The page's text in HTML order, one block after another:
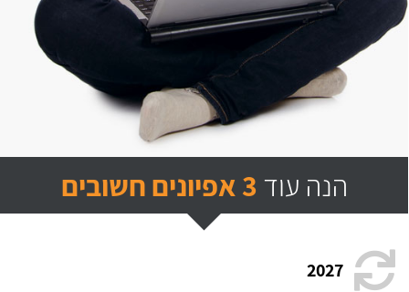
הנה עוד 3 אפיונים חשובים
2027